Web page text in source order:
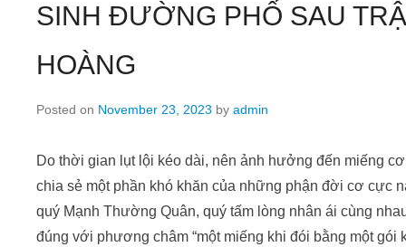
SINH ĐƯỜNG PHỐ SAU
HOÀNG
Posted on November 23, 2023 by admin
Do thời gian lụt lội kéo dài, nên ảnh hưởng đến miếng
chia sẻ một phần khó khăn của những phận đời cơ cực
quý Mạnh Thường Quân, quý tấm lòng nhân ái cùng
đúng với phương châm “một miếng khi đói bằng một gói